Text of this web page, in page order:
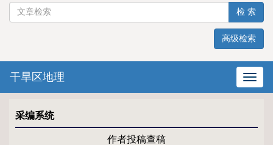
检 索
高级检索
网站
干旱区地理
采编系统
作者投稿查稿